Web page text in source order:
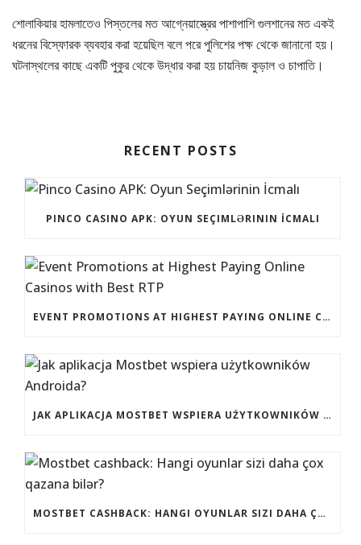
শোলাকিয়ার হামলাতেও পিস্তলের মত আগ্নেয়াস্ত্রের পাশাপাশি গুলশানের মত একই
ধরনের বিস্ফোরক ব্যবহার করা হয়েছিল বলে পরে পুলিশের পক্ষ থেকে জানানো হয়।
ঘটনাস্থলের কাছে একটি পুকুর থেকে উদ্ধার করা হয় চায়নিজ কুড়াল ও চাপাতি।
RECENT POSTS
PINCO CASINO APK: OYUN SEÇIMLƏRININ İCMALI
EVENT PROMOTIONS AT HIGHEST PAYING ONLINE CASINOS WITH BEST RTP
JAK APLIKACJA MOSTBET WSPIERA UŻYTKOWNIKÓW ANDROIDA?
MOSTBET CASHBACK: HANGI OYUNLAR SIZI DAHA ÇOX QAZANA BILƏR?